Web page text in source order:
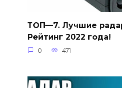
ТОП—7. Лучшие
Рейтинг 2022 года!
0 471